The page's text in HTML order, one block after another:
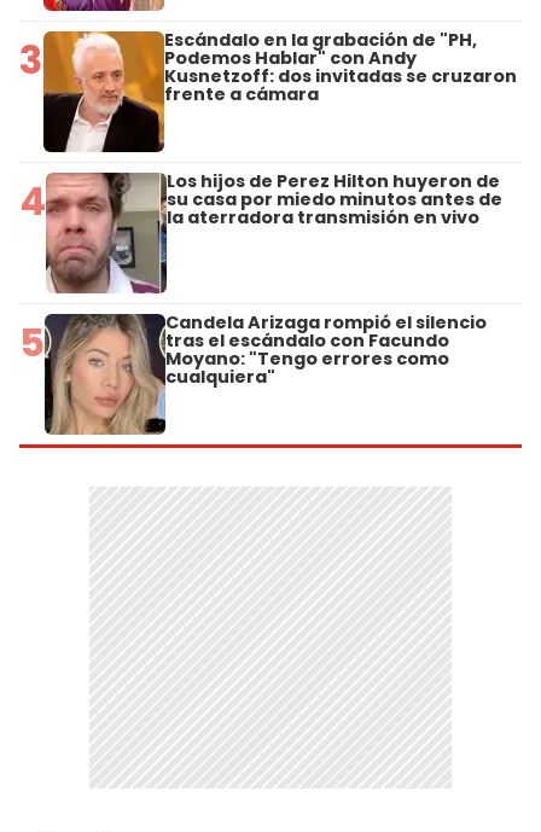
3 Escándalo en la grabación de "PH,
Podemos Hablar" con Andy
Kusnetzoff: dos invitadas se cruzaron
frente a cámara
4 Los hijos de Perez Hilton huyeron de
su casa por miedo minutos antes de
la aterradora transmisión en vivo
5 Candela Arizaga rompió el silencio
tras el escándalo con Facundo
Moyano: "Tengo errores como
cualquiera"